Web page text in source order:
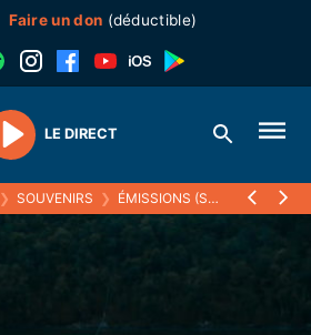
Faire un don (déductible)
Play
LE DIRECT
❯ SOUVENIRS ❯ ÉMISSIONS (SOUVENIRS) ❯